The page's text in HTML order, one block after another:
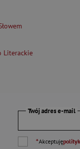
Literackie
Twój adres e-mail
*Akceptuję